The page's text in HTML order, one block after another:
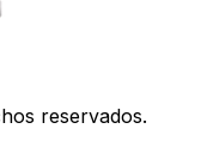
reservados.